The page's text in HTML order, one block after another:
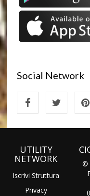
Social Network
UTILITY
NETWORK
Iscrivi Struttura
Privacy
©